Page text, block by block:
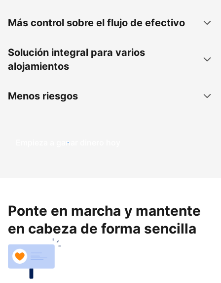
Más control sobre el flujo de efectivo
Solución integral para varios
alojamientos
Menos riesgos
Empieza a ganar dinero hoy
Ponte en marcha y mantente
en cabeza de forma sencilla